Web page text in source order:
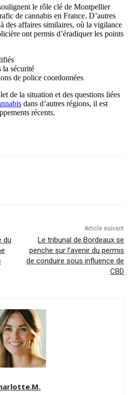
le rôle clé de Montpellier
de cannabis en France. D’autres
des affaires similaires, où la vigilance
ont permis d’éradiquer les points
la sécurité
de police coordonnées
de la situation et des questions liées
dans d’autres régions, il est
récents.
du
Article suivant
Le tribunal de Bordeaux se
penche sur l’avenir du permis
de conduire sous influence de
CBD